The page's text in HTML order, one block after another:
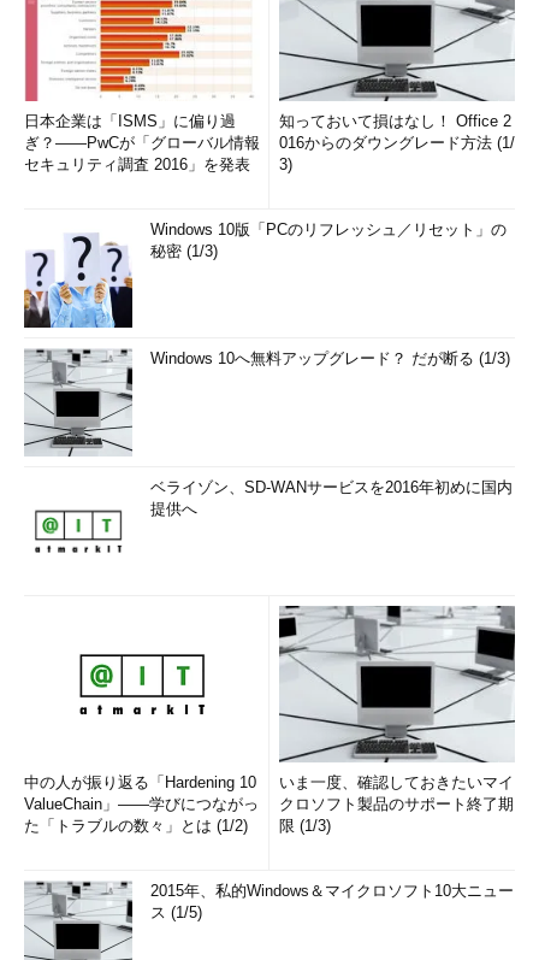
日本企業は「ISMS」に偏り過
ぎ？――PwCが「グローバル情報
セキュリティ調査 2016」を発表
知っておいて損はなし！ Office 2
016からのダウングレード方法 (1/
3)
Windows 10版「PCのリフレッシュ／リセット」の
秘密 (1/3)
Windows 10へ無料アップグレード？ だが断る (1/3)
ベライゾン、SD-WANサービスを2016年初めに国内
提供へ
中の人が振り返る「Hardening 10
ValueChain」――学びにつながっ
た「トラブルの数々」とは (1/2)
いま一度、確認しておきたいマイ
クロソフト製品のサポート終了期
限 (1/3)
2015年、私的Windows＆マイクロソフト10大ニュー
ス (1/5)